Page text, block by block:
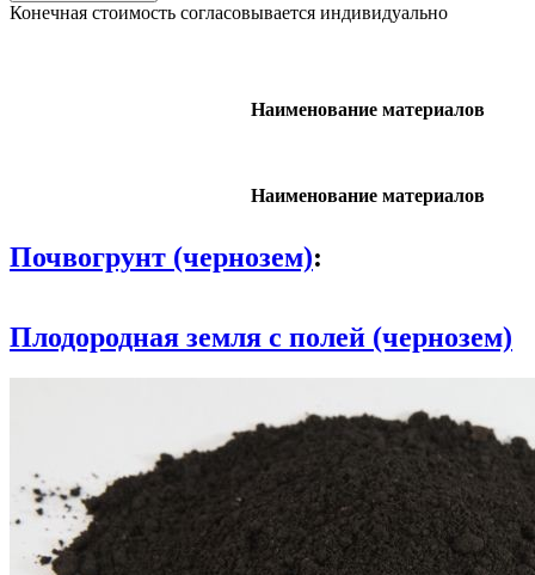
Конечная стоимость согласовывается индивидуально
Наименование материалов
Наименование материалов
Почвогрунт (чернозем):
Плодородная земля с полей (чернозем)